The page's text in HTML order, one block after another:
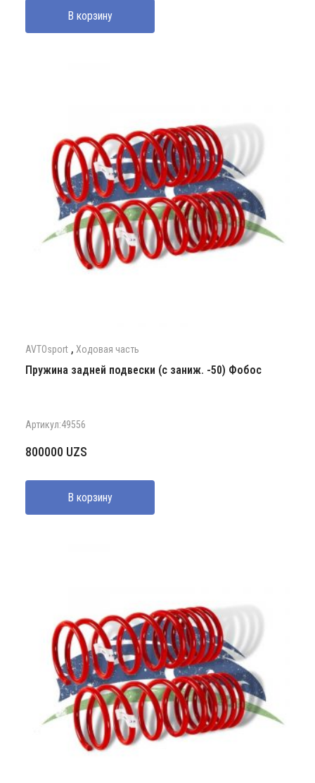
В корзину
AVTOsport , Ходовая часть
Пружина задней подвески (с заниж. -50) Фобос
Артикул:49556
800000 UZS
В корзину